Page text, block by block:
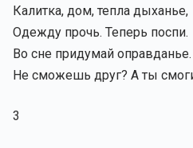
Калитка, дом, тепла дыханье,
Одежду прочь. Теперь поспи.
Во сне придумай оправданье.
Не сможешь друг? А ты
3